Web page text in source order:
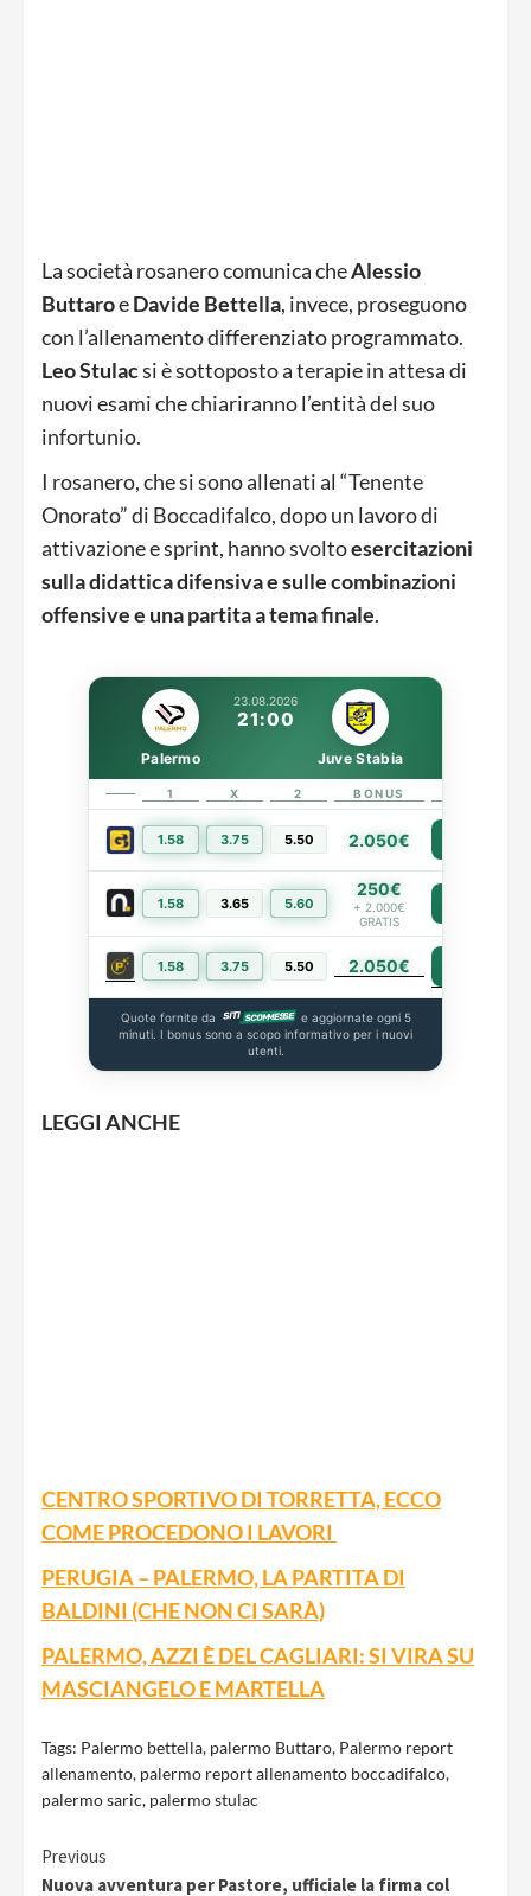
La società rosanero comunica cheAlessio
ButtaroeDavide Bettella, invece, proseguono
con l’allenamento differenziato programmato.
Leo Stulacsi è sottoposto a terapie in attesa di
nuovi esami che chiariranno l’entità del suo
infortunio.
I rosanero, che si sono allenati al “Tenente
Onorato” di Boccadifalco, dopo un lavoro di
attivazione e sprint, hanno svoltoesercitazioni
sulla didattica difensiva e sulle combinazioni
offensive e una partita a tema finale.
23.08.2026
21:00
Palermo Juve Stabia
1 X 2 BONUS
1.58 3.75 5.50 2.050€
1.58 3.65 5.60
250€
+ 2.000€
GRATIS
1.58 3.75 5.50 2.050€
Quote fornite da
e aggiornate ogni 5
minuti. I bonus sono a scopo informativo per i nuovi
utenti.
LEGGI ANCHE
CENTRO SPORTIVO DI TORRETTA, ECCO
COME PROCEDONO I LAVORI
PERUGIA – PALERMO, LA PARTITA DI
BALDINI (CHE NON CI SARÀ)
PALERMO, AZZI È DEL CAGLIARI: SI VIRA SU
MASCIANGELO E MARTELLA
Tags: Palermo bettella, palermo Buttaro, Palermo report
allenamento, palermo report allenamento boccadifalco,
palermo saric, palermo stulac
Continue
Previous
Nuova avventura per Pastore, ufficiale la firma col